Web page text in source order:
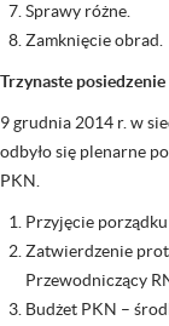
Sprawy różne.
Zamknięcie obrad.
Trzynaste
9 grudnia 2014 r. w
odbyło się plenarne
PKN.
Przyjęcie
Zatwierdzenie
Przewodniczący
Budżet PKN –